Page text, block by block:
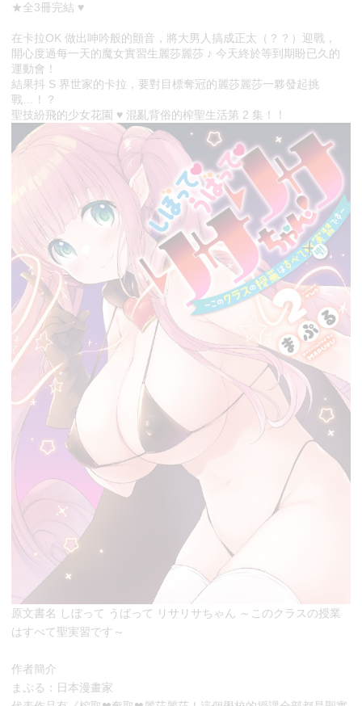
★全3冊完結 ♥
在卡拉OK 做出呻吟般的顫音，將大男人搞成正太（？？）迎戰，
開心度過每一天的魔女實習生麗莎麗莎 ♪ 今天終於等到期盼已久的
運動會！
結果抖 S 界世家的卡拉，要對目標奪冠的麗莎麗莎一夥發起挑
戰…！？
聖技紛飛的少女花園 ♥ 混亂背俗的榨聖生活第 2 集！！
原文書名 しぼって うばって リサリサちゃん ～このクラスの授業
はすべて聖実習です～
作者簡介
まぷる：日本漫畫家